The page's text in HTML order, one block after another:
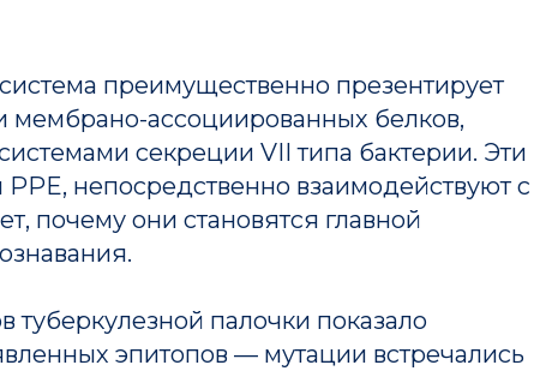
преимущественно презентирует
мембрано-ассоциированных белков,
секреции VII типа бактерии. Эти
непосредственно взаимодействуют с
почему они становятся главной
туберкулезной палочки показало
эпитопов — мутации встречались